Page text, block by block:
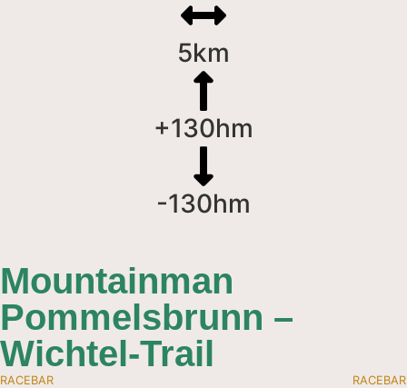
5km
+130hm
-130hm
Mountainman
Pommelsbrunn –
Wichtel-Trail
RACEBAR RACEBAR